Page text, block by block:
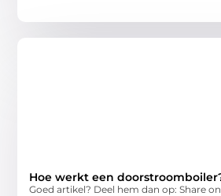
Hoe werkt een
Goed artikel? Deel hem dan op: Share